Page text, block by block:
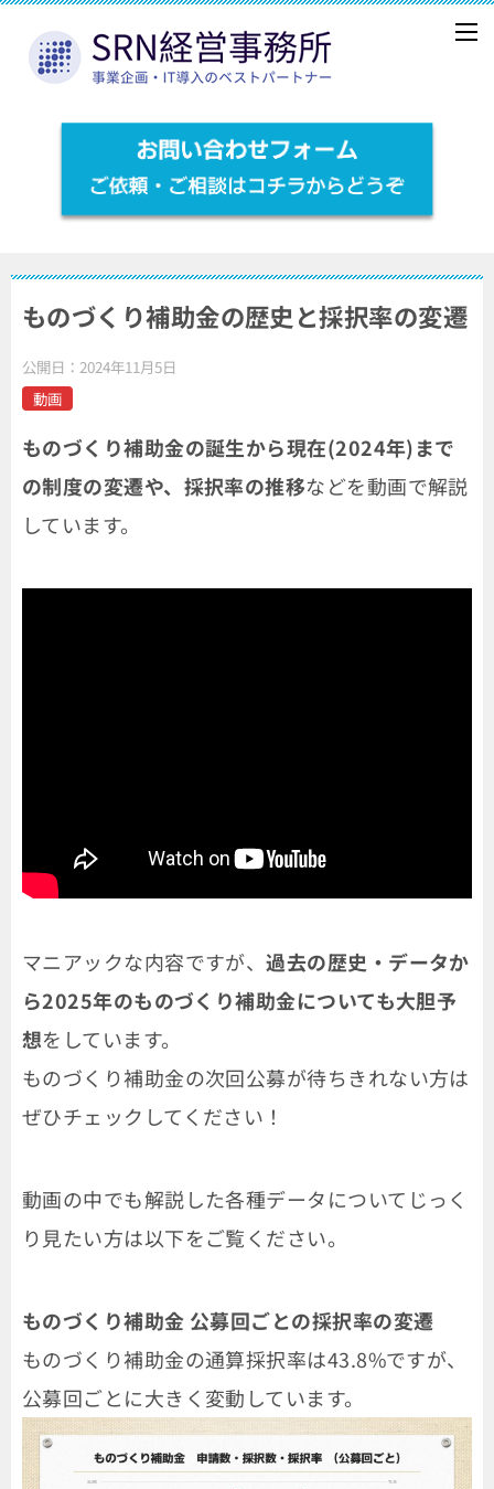
ものづくり補助金の歴史と採択率の変遷
公開日： 2024年11月5日
動画
ものづくり補助金の誕生から現在(2024年)まで
の制度の変遷や、採択率の推移などを動画で解説
しています。
マニアックな内容ですが、過去の歴史・データか
ら2025年のものづくり補助金についても大胆予
想をしています。
ものづくり補助金の次回公募が待ちきれない方は
ぜひチェックしてください！
動画の中でも解説した各種データについてじっく
り見たい方は以下をご覧ください。
ものづくり補助金 公募回ごとの採択率の変遷
ものづくり補助金の通算採択率は43.8%ですが、
公募回ごとに大きく変動しています。